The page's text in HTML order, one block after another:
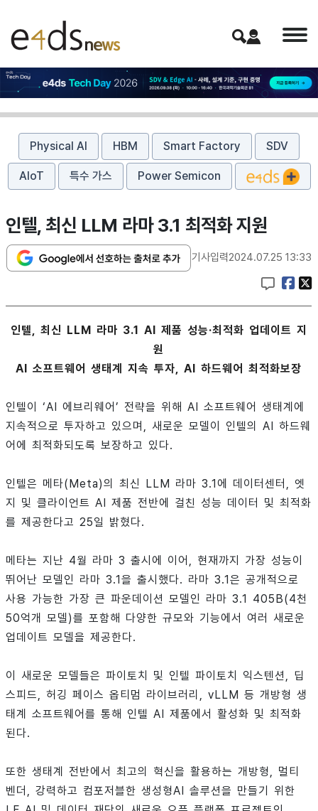
Physical AI HBM Smart Factory SDV
AIoT 특수 가스 Power Semicon
인텔, 최신 LLM 라마 3.1 최적화 지원
기사입력2024.07.25 13:33
인텔, 최신 LLM 라마 3.1 AI 제품 성능·최적화 업데이트 지
원
AI 소프트웨어 생태계 지속 투자, AI 하드웨어 최적화보장
인텔이 ‘AI 에브리웨어’ 전략을 위해 AI 소프트웨어 생태계에
지속적으로 투자하고 있으며, 새로운 모델이 인텔의 AI 하드웨
어에 최적화되도록 보장하고 있다.
인텔은 메타(Meta)의 최신 LLM 라마 3.1에 데이터센터, 엣
지 및 클라이언트 AI 제품 전반에 걸친 성능 데이터 및 최적화
를 제공한다고 25일 밝혔다.
메타는 지난 4월 라마 3 출시에 이어, 현재까지 가장 성능이
뛰어난 모델인 라마 3.1을 출시했다. 라마 3.1은 공개적으로
사용 가능한 가장 큰 파운데이션 모델인 라마 3.1 405B(4천
50억개 모델)를 포함해 다양한 규모와 기능에서 여러 새로운
업데이트 모델을 제공한다.
이 새로운 모델들은 파이토치 및 인텔 파이토치 익스텐션, 딥
스피드, 허깅 페이스 옵티멈 라이브러리, vLLM 등 개방형 생
태계 소프트웨어를 통해 인텔 AI 제품에서 활성화 및 최적화
된다.
또한 생태계 전반에서 최고의 혁신을 활용하는 개방형, 멀티
벤더, 강력하고 컴포저블한 생성형AI 솔루션을 만들기 위한